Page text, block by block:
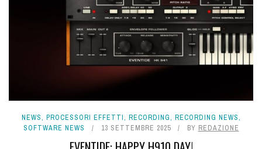
NEWS, PROCESSORI EFFETTI, RECORDING, RECORDING NEWS,
SOFTWARE NEWS
13 SETTEMBRE 2025 BY REDAZIONE